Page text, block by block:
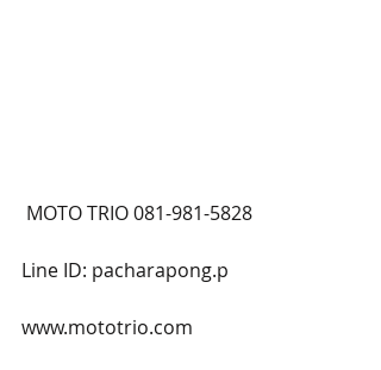
MOTO TRIO 081-981-5828
Line ID: pacharapong.p
www.mototrio.com